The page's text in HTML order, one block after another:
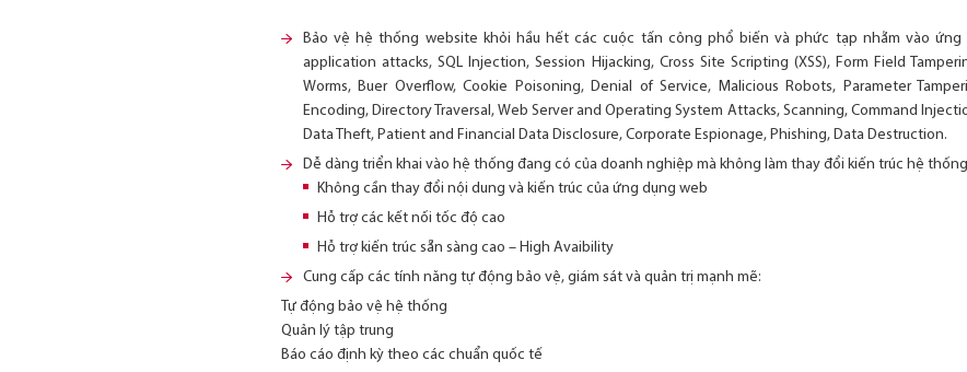
Bảo vệ hệ thống website khỏi hầu hết các cuộc tấn công phổ biến và phức tạp nhằm vào ứng
application attacks, SQL Injection, Session Hijacking, Cross Site Scripting (XSS), Form Field
Worms, Buer Overﬂow, Cookie Poisoning, Denial of Service, Malicious Robots, Parameter
Encoding, Directory Traversal, Web Server and Operating System Attacks, Scanning, Command
Data Theft, Patient and Financial Data Disclosure, Corporate Espionage, Phishing, Data Destruction.
Dễ dàng triển khai vào hệ thống đang có của doanh nghiệp mà không làm thay đổi kiến trúc hệ
Không cần thay đổi nội dung và kiến trúc của ứng dụng web
Hỗ trợ các kết nối tốc độ cao
Hỗ trợ kiến trúc sẵn sàng cao – High Avaibility
Cung cấp các tính năng tự động bảo vệ, giám sát và quản trị mạnh mẽ:
Tự động bảo vệ hệ thống
Quản lý tập trung
Báo cáo định kỳ theo các chuẩn quốc tế